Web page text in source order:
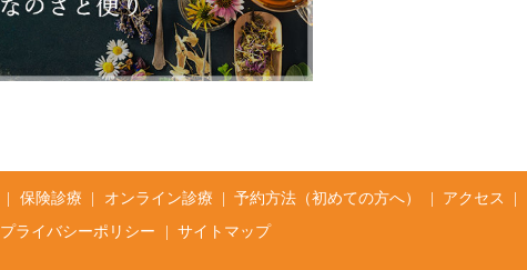
保険診療 オンライン診療 予約方法（初めての方へ） アクセス
プライバシーポリシー
サイトマップ